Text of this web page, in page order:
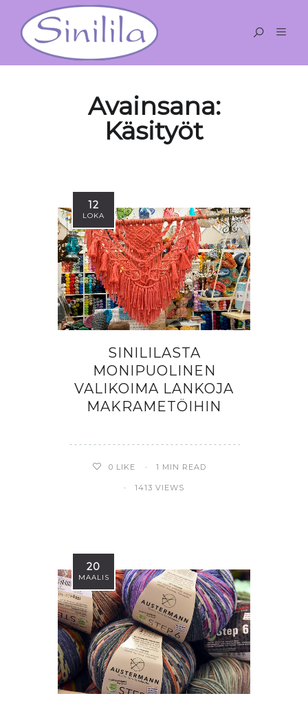
Avainsana:
Käsityöt
12
LOKA
SINILILASTA
MONIPUOLINEN
VALIKOIMA LANKOJA
MAKRAMETÖIHIN
0 LIKE 1 MIN READ
1413 VIEWS
20
MAALIS